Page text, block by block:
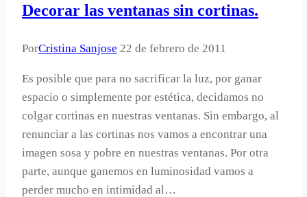
Decorar las ventanas sin cortinas.
PorCristina Sanjose 22 de febrero de 2011
Es posible que para no sacrificar la luz, por ganar
espacio o simplemente por estética, decidamos no
colgar cortinas en nuestras ventanas. Sin embargo, al
renunciar a las cortinas nos vamos a encontrar una
imagen sosa y pobre en nuestras ventanas. Por otra
parte, aunque ganemos en luminosidad vamos a
perder mucho en intimidad al…